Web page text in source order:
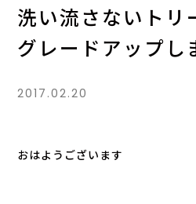
洗い流さないトリ
グレードアップし
2017.02.20
おはようございます